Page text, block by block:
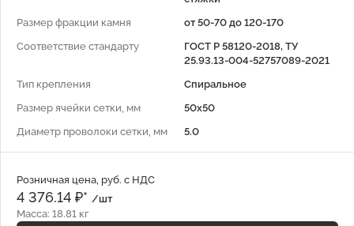
Размер фракции камня
от 50-70 до 120-170
Соответствие стандарту
ГОСТ Р 58120-2018, ТУ
25.93.13-004-52757089-2021
Тип крепления
Спиральное
Размер ячейки сетки, мм
50x50
Диаметр проволоки сетки, мм
5.0
Розничная цена, руб. с НДС
4 376.14 ₽* /шт
Масса: 18.81 кг